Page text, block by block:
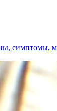
симптомы,